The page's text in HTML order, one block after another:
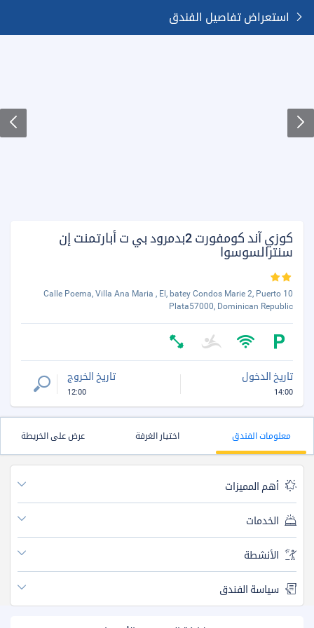
استعراض تفاصيل الفندق
كوزي آند كومفورت 2بدمرود بي ت أبارتمنت إن
سنترالسوسوا
10 Calle Poema, Villa Ana Maria , El, batey Condos Marie 2, Puerto
Plata57000, Dominican Republic
تاريخ الدخول
14:00
تاريخ الخروج
12:00
معلومات الفندق اختيار الغرفة عرض على الخريطة
أهم المميزات
الخدمات
الأنشطة
سياسة الفندق